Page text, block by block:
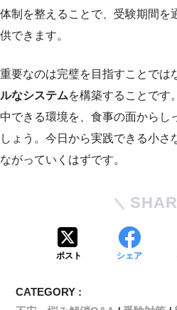
体制を整えることで、受験期間を
供できます。
重要なのは完璧を目指すことでは
ルなシステムを構築することです
中できる環境を、食事の面からし
しょう。今日から実践できる小さ
ながっていくはずです。
ポスト シェア
CATEGORY :